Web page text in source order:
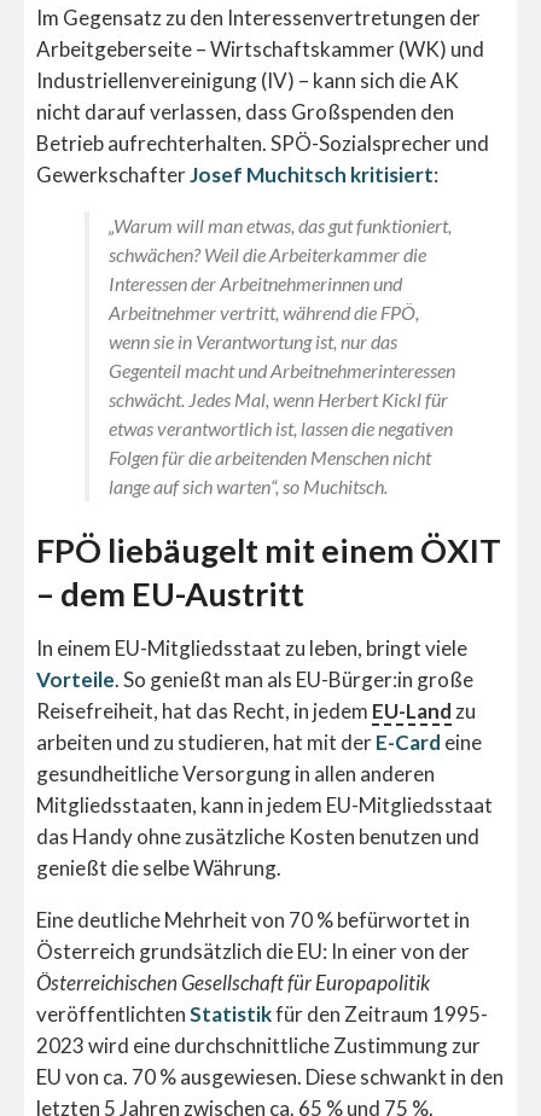
Im Gegensatz zu den Interessenvertretungen der
Arbeitgeberseite – Wirtschaftskammer (WK) und
Industriellenvereinigung (IV) – kann sich die AK
nicht darauf verlassen, dass Großspenden den
Betrieb aufrechterhalten. SPÖ-Sozialsprecher und
GewerkschafterJosef Muchitsch kritisiert:
„Warum will man etwas, das gut funktioniert,
schwächen? Weil die Arbeiterkammer die
Interessen der Arbeitnehmerinnen und
Arbeitnehmer vertritt, während die FPÖ,
wenn sie in Verantwortung ist, nur das
Gegenteil macht und Arbeitnehmerinteressen
schwächt. Jedes Mal, wenn Herbert Kickl für
etwas verantwortlich ist, lassen die negativen
Folgen für die arbeitenden Menschen nicht
lange auf sich warten“, so Muchitsch.
FPÖ liebäugelt mit einem ÖXIT
– dem EU-Austritt
In einem EU-Mitgliedsstaat zu leben, bringt viele
Vorteile. So genießt man als EU-Bürger:in große
Reisefreiheit, hat das Recht, in jedem EU-Land zu
arbeiten und zu studieren, hat mit derE-Card eine
gesundheitliche Versorgung in allen anderen
Mitgliedsstaaten, kann in jedem EU-Mitgliedsstaat
das Handy ohne zusätzliche Kosten benutzen und
genießt die selbe Währung.
Eine deutliche Mehrheit von 70 % befürwortet in
Österreich grundsätzlich die EU: In einer von der
Österreichischen Gesellschaft für Europapolitik
veröffentlichtenStatistikfür den Zeitraum 1995-
2023 wird eine durchschnittliche Zustimmung zur
EU von ca. 70 % ausgewiesen. Diese schwankt in den
letzten 5 Jahren zwischen ca. 65 % und 75 %.